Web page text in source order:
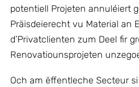
potentiell Projeten annuléiert
Präisdeierecht vu Material an
d’Privatclienten zum Deel fir
Renovatiounsprojeten
Och am ëffentleche Secteur